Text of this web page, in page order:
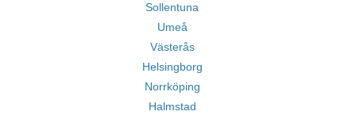
Sollentuna
Umeå
Västerås
Helsingborg
Norrköping
Halmstad